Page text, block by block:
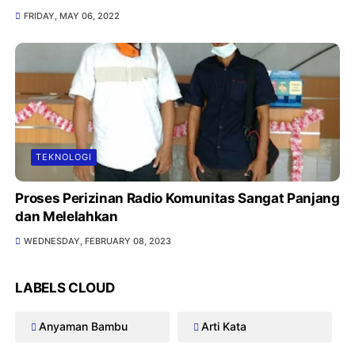
FRIDAY, MAY 06, 2022
TEKNOLOGI
Proses Perizinan Radio Komunitas Sangat Panjang
dan Melelahkan
WEDNESDAY, FEBRUARY 08, 2023
LABELS CLOUD
Anyaman Bambu Arti Kata